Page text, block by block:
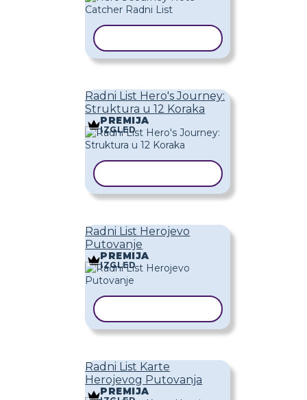
Radni List Hero's Journey:
Struktura u 12 Koraka
PREMIJA
IZGLED
Radni List Herojevo
Putovanje
PREMIJA
IZGLED
Radni List Karte
Herojevog Putovanja
PREMIJA